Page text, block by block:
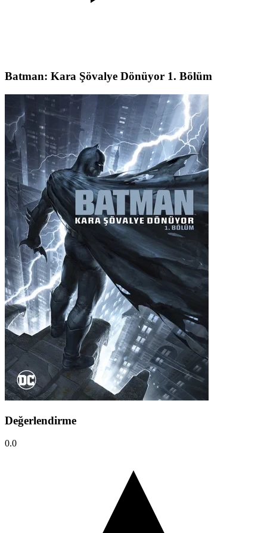
Batman: Kara Şövalye Dönüyor 1. Bölüm
Değerlendirme
0.0